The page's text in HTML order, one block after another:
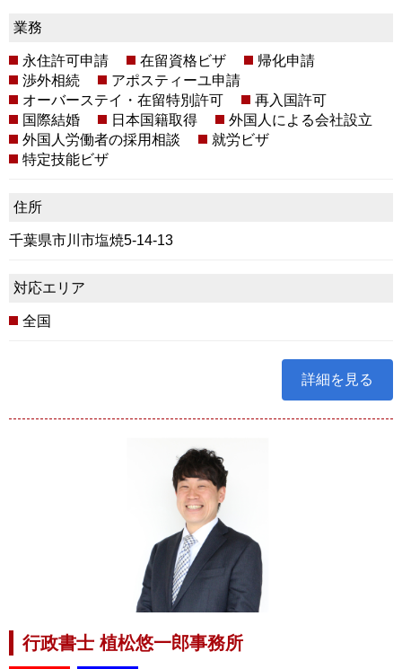
業務
永住許可申請 在留資格ビザ
帰化申請
渉外相続
アポスティーユ申請
オーバーステイ・在留特別許可
再入国許可
国際結婚
日本国籍取得
外国人による会社設立
外国人労働者の採用相談
就労ビザ
特定技能ビザ
住所
千葉県市川市塩焼5-14-13
対応エリア
全国
詳細を見る
行政書士 植松悠一郎事務所